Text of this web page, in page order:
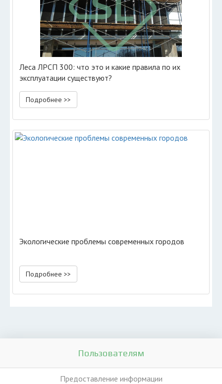
Леса ЛРСП 300: что это и какие правила по их
эксплуатации существуют?
Подробнее >>
Экологические проблемы современных городов
Подробнее >>
Пользователям
Предоставление информации